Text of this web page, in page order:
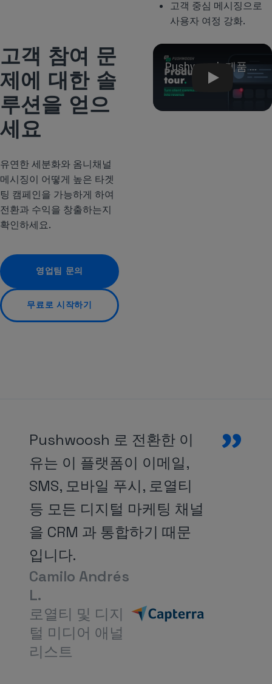
고객 중심 메시징으로
사용자 여정 강화.
고객 참여 문
제에 대한 솔
루션을 얻으
세요
유연한 세분화와 옴니채널
메시징이 어떻게 높은 타겟
팅 캠페인을 가능하게 하여
전환과 수익을 창출하는지
확인하세요.
영업팀 문의
무료로 시작하기
Play
”
Pushwoosh 로 전환한 이
유는 이 플랫폼이 이메일,
SMS, 모바일 푸시, 로열티
등 모든 디지털 마케팅 채널
을 CRM 과 통합하기 때문
입니다.
Camilo Andrés
L.
로열티 및 디지
털 미디어 애널
리스트